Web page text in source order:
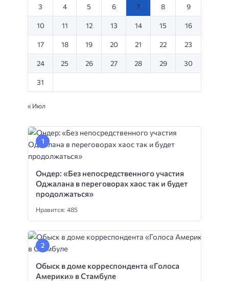
3 4 5 6 7 8 9
10 11 12 13 14 15 16
17 18 19 20 21 22 23
24 25 26 27 28 29 30
31
« Июл
Ондер: «Без непосредственного участия
Оджалана в переговорах хаос так и будет
продолжаться»
Нравится: 485
Обыск в доме корреспондента «Голоса
Америки» в Стамбуле